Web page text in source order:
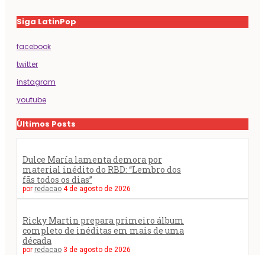
Siga LatinPop
facebook
twitter
instagram
youtube
Últimos Posts
Dulce María lamenta demora por
material inédito do RBD: “Lembro dos
fãs todos os dias”
por redacao 4 de agosto de 2026
Ricky Martin prepara primeiro álbum
completo de inéditas em mais de uma
década
por redacao 3 de agosto de 2026